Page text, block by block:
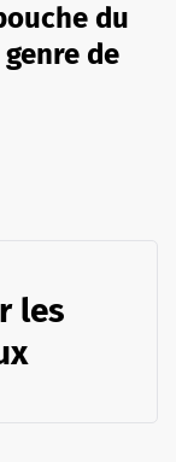
du
de
les